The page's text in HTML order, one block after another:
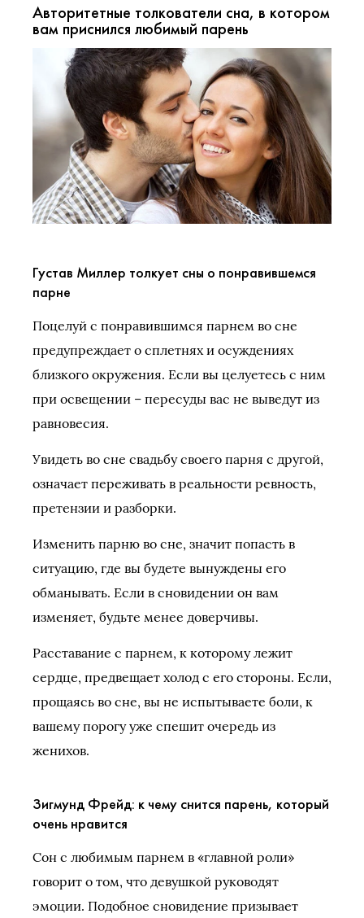
Авторитетные толкователи сна, в котором
вам приснился любимый парень
Густав Миллер толкует сны о понравившемся
парне
Поцелуй с понравившимся парнем во сне
предупреждает о сплетнях и осуждениях
близкого окружения. Если вы целуетесь с ним
при освещении – пересуды вас не выведут из
равновесия.
Увидеть во сне свадьбу своего парня с другой,
означает переживать в реальности ревность,
претензии и разборки.
Изменить парню во сне, значит попасть в
ситуацию, где вы будете вынуждены его
обманывать. Если в сновидении он вам
изменяет, будьте менее доверчивы.
Расставание с парнем, к которому лежит
сердце, предвещает холод с его стороны. Если,
прощаясь во сне, вы не испытываете боли, к
вашему порогу уже спешит очередь из
женихов.
Зигмунд Фрейд: к чему снится парень, который
очень нравится
Сон с любимым парнем в «главной роли»
говорит о том, что девушкой руководят
эмоции. Подобное сновидение призывает